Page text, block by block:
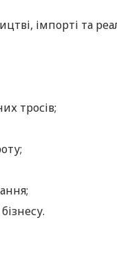
імпорті та
тросів;